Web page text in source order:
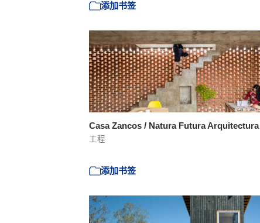
添加书签
Casa Zancos / Natura Futura Arquitectura
工程
添加书签